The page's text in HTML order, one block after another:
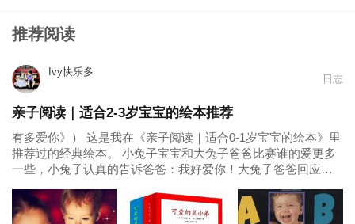
推荐阅读
Ivy快乐多
日志
亲子阅读｜适合2-3岁宝宝的绘本推荐
有多爱你》） 这是我在《亲子阅读｜适合0-1岁宝宝的绘本》里
推荐过的经典绘本。 小兔子宝宝和大兔子爸爸比赛谁的爱更多
一些，小兔子认真的告诉爸爸：我好爱你！大兔子爸爸回应小
自己对大兔子的爱胜过大兔子对他的爱，他用尽了各种身体动
作和看见的景物...